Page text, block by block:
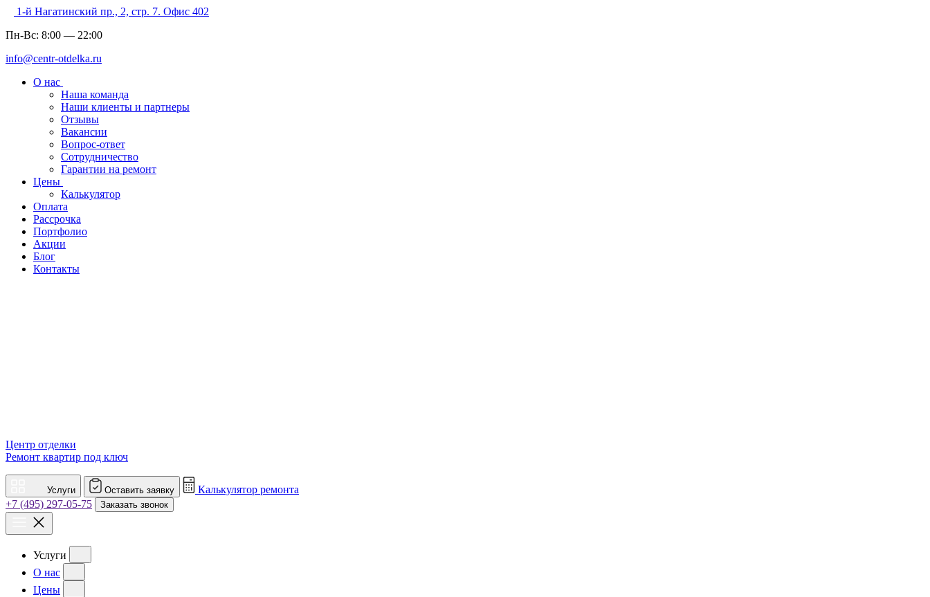
1-й Нагатинский пр., 2, стр. 7. Офис 402
Пн-Вс: 8:00 — 22:00
info@centr-otdelka.ru
О нас
Наша команда
Наши клиенты и партнеры
Отзывы
Вакансии
Вопрос-ответ
Сотрудничество
Гарантии на ремонт
Цены
Калькулятор
Оплата
Рассрочка
Портфолио
Акции
Блог
Контакты
Центр отделки
Ремонт квартир под ключ
Услуги Оставить заявку
Калькулятор ремонта
+7 (495) 297-05-75
Заказать звонок
Услуги
О нас
Цены